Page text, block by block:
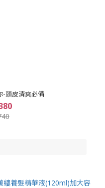
-頭皮清爽必備